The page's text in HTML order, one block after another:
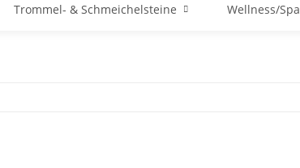
Trommel- & Schmeichelsteine Wellness/Spa